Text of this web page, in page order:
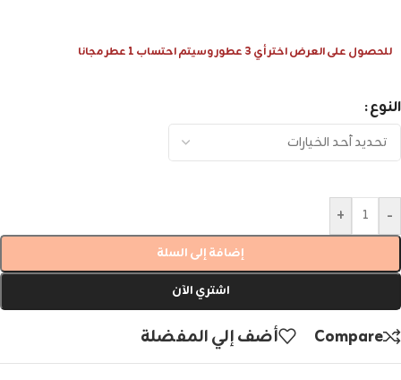
للحصول على العرض اختر أي 3 عطور وسيتم احتساب 1 عطر مجانا
النوع
-
+
إضافة إلى السلة
اشتري الآن
Compare أضف إلي المفضلة